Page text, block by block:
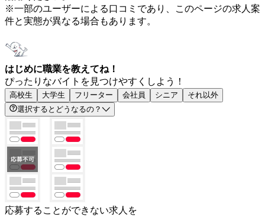
※一部のユーザーによる口コミであり、このページの求人案
件と実態が異なる場合もあります。
はじめに職業を教えてね！
ぴったりなバイトを見つけやすくしよう！
高校生 大学生 フリーター 会社員 シニア
それ以外
選択するとどうなるの？
応募することができない求人を